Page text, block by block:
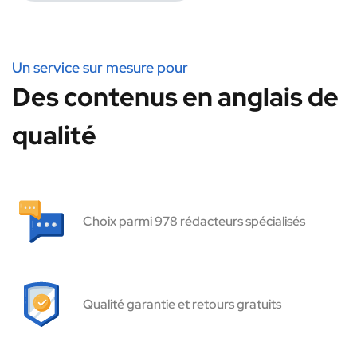
Un service sur mesure pour
Des contenus en anglais de
qualité
Choix parmi 978 rédacteurs spécialisés
Qualité garantie et retours gratuits